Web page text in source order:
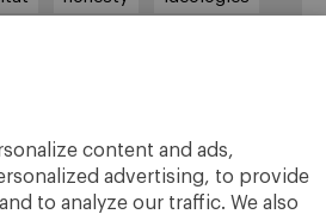
content and ads,
advertising, to provide
to analyze our traffic. We also
laboral. cotrato laboral
social relativisme ètic